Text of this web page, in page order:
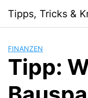
content
Tipps, Tricks &
FINANZEN
Tipp: